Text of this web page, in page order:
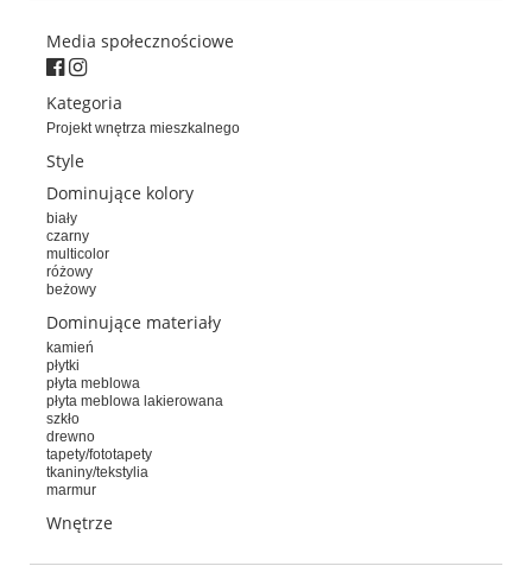
Media społecznościowe
Kategoria
Projekt wnętrza mieszkalnego
Style
Dominujące kolory
biały
czarny
multicolor
różowy
beżowy
Dominujące materiały
kamień
płytki
płyta meblowa
płyta meblowa lakierowana
szkło
drewno
tapety/fototapety
tkaniny/tekstylia
marmur
Wnętrze